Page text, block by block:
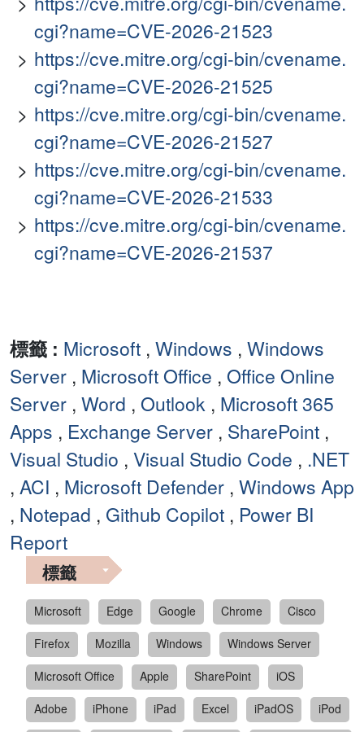
cgi?name=CVE-2026-21523
https://cve.mitre.org/cgi-bin/cvename.
cgi?name=CVE-2026-21525
https://cve.mitre.org/cgi-bin/cvename.
cgi?name=CVE-2026-21527
https://cve.mitre.org/cgi-bin/cvename.
cgi?name=CVE-2026-21533
https://cve.mitre.org/cgi-bin/cvename.
cgi?name=CVE-2026-21537
標籤 : Microsoft , Windows , Windows
Server , Microsoft Office , Office Online
Server , Word , Outlook , Microsoft 365
Apps , Exchange Server , SharePoint ,
Visual Studio , Visual Studio Code , .NET
, ACI , Microsoft Defender , Windows App
, Notepad , Github Copilot , Power BI
Report
標籤
Microsoft Edge Google Chrome
Cisco
Firefox
Mozilla Windows
Windows Server
Microsoft Office
Apple SharePoint
iOS
Adobe
iPhone iPad Excel iPadOS
iPod